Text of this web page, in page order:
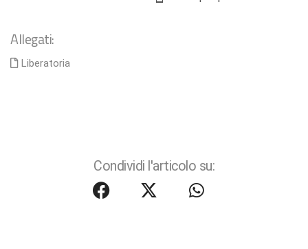
Allegati:
Liberatoria
Condividi l'articolo su: